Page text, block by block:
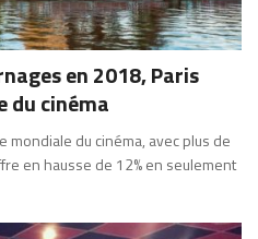
en 2018, Paris
du cinéma
mondiale du cinéma, avec plus de
en hausse de 12% en seulement